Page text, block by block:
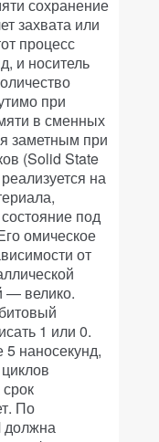
сохранение
захвата или
процесс
и носитель
при
в сменных
заметным при
(Solid State
на
под
омическое
от
— велико.
1 или 0.
наносекунд,
По
должна